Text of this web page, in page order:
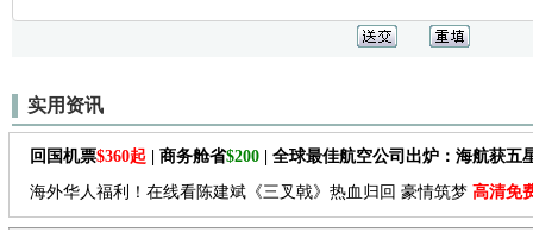
实用资讯
回国机票$360起 | 商务舱省$200 | 全球最佳航空公司出炉：海航获五
海外华人福利！在线看陈建斌《三叉戟》热血归回 豪情筑梦 高清免